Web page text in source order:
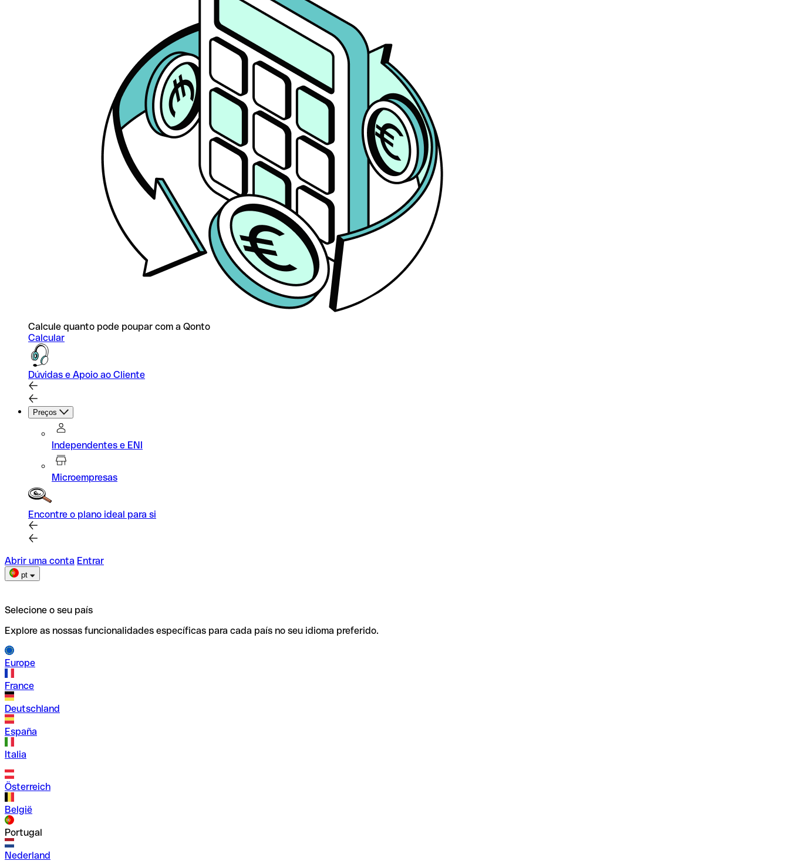
Calcule quanto pode poupar com a Qonto
Calcular
Dúvidas e Apoio ao Cliente
Preços
Independentes e ENI
Microempresas
Encontre o plano ideal para si
Abrir uma conta Entrar
pt
Selecione o seu país
Explore as nossas funcionalidades específicas para cada país no seu idioma preferido.
Europe
France
Deutschland
España
Italia
Österreich
België
Portugal
Nederland